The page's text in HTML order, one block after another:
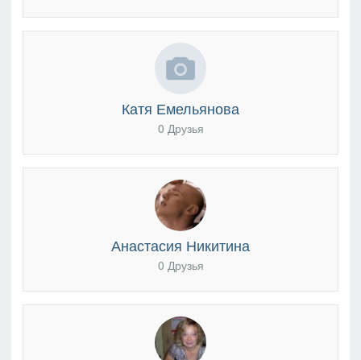
Катя Емельянова
0 Друзья
Анастасия Никитина
0 Друзья